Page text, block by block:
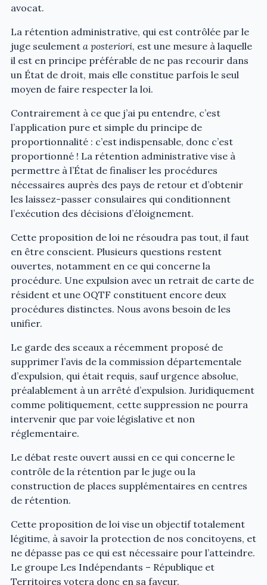
avocat.
La rétention administrative, qui est contrôlée par le
juge seulement a posteriori, est une mesure à laquelle
il est en principe préférable de ne pas recourir dans
un État de droit, mais elle constitue parfois le seul
moyen de faire respecter la loi.
Contrairement à ce que j’ai pu entendre, c’est
l’application pure et simple du principe de
proportionnalité : c’est indispensable, donc c’est
proportionné ! La rétention administrative vise à
permettre à l’État de finaliser les procédures
nécessaires auprès des pays de retour et d’obtenir
les laissez-passer consulaires qui conditionnent
l’exécution des décisions d’éloignement.
Cette proposition de loi ne résoudra pas tout, il faut
en être conscient. Plusieurs questions restent
ouvertes, notamment en ce qui concerne la
procédure. Une expulsion avec un retrait de carte de
résident et une OQTF constituent encore deux
procédures distinctes. Nous avons besoin de les
unifier.
Le garde des sceaux a récemment proposé de
supprimer l’avis de la commission départementale
d’expulsion, qui était requis, sauf urgence absolue,
préalablement à un arrêté d’expulsion. Juridiquement
comme politiquement, cette suppression ne pourra
intervenir que par voie législative et non
réglementaire.
Le débat reste ouvert aussi en ce qui concerne le
contrôle de la rétention par le juge ou la
construction de places supplémentaires en centres
de rétention.
Cette proposition de loi vise un objectif totalement
légitime, à savoir la protection de nos concitoyens, et
ne dépasse pas ce qui est nécessaire pour l’atteindre.
Le groupe Les Indépendants – République et
Territoires votera donc en sa faveur.